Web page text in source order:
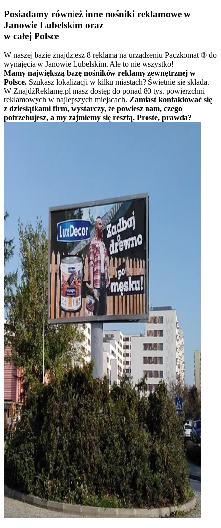
Posiadamy również inne nośniki reklamowe w
Janowie Lubelskim oraz
w całej Polsce
W naszej bazie znajdziesz 8 reklama na urządzeniu Paczkomat ® do
wynajęcia w Janowie Lubelskim. Ale to nie wszystko!
Mamy największą bazę nośników reklamy zewnętrznej w
Polsce. Szukasz lokalizacji w kilku miastach? Świetnie się składa.
W ZnajdźReklamę.pl masz dostęp do ponad 80 tys. powierzchni
reklamowych w najlepszych miejscach. Zamiast kontaktować się
z dziesiątkami firm, wystarczy, że powiesz nam, czego
potrzebujesz, a my zajmiemy się resztą. Proste, prawda?